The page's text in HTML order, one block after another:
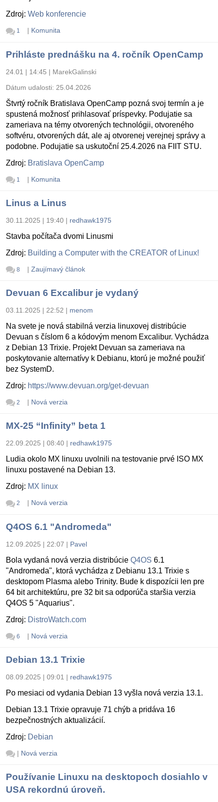
Zdroj: Web konferencie
1 | Komunita
Prihláste prednášku na 4. ročník OpenCamp
24.01 | 14:45 | MarekGalinski
Dátum udalosti: 25.04.2026
Štvrtý ročník Bratislava OpenCamp pozná svoj termín a je
spustená možnosť prihlasovať príspevky. Podujatie sa
zameriava na témy otvorených technológii, otvoreného
softvéru, otvorených dát, ale aj otvorenej verejnej správy a
podobne. Podujatie sa uskutoční 25.4.2026 na FIIT STU.
Zdroj: Bratislava OpenCamp
1 | Komunita
Linus a Linus
30.11.2025 | 19:40 | redhawk1975
Stavba počítača dvomi Linusmi
Zdroj: Building a Computer with the CREATOR of Linux!
8 | Zaujímavý článok
Devuan 6 Excalibur je vydaný
03.11.2025 | 22:52 | menom
Na svete je nová stabilná verzia linuxovej distribúcie
Devuan s číslom 6 a kódovým menom Excalibur. Vychádza
z Debian 13 Trixie. Projekt Devuan sa zameriava na
poskytovanie alternatívy k Debianu, ktorú je možné použiť
bez SystemD.
Zdroj: https://www.devuan.org/get-devuan
2 | Nová verzia
MX-25 “Infinity” beta 1
22.09.2025 | 08:40 | redhawk1975
Ludia okolo MX linuxu uvolnili na testovanie prvé ISO MX
linuxu postavené na Debian 13.
Zdroj: MX linux
2 | Nová verzia
Q4OS 6.1 "Andromeda"
12.09.2025 | 22:07 | Pavel
Bola vydaná nová verzia distribúcie Q4OS 6.1
"Andromeda", ktorá vychádza z Debianu 13.1 Trixie s
desktopom Plasma alebo Trinity. Bude k dispozícii len pre
64 bit architektúru, pre 32 bit sa odporúča staršia verzia
Q4OS 5 "Aquarius".
Zdroj: DistroWatch.com
6 | Nová verzia
Debian 13.1 Trixie
08.09.2025 | 09:01 | redhawk1975
Po mesiaci od vydania Debian 13 vyšla nová verzia 13.1.
Debian 13.1 Trixie opravuje 71 chýb a pridáva 16
bezpečnostných aktualizácií.
Zdroj: Debian
| Nová verzia
Používanie Linuxu na desktopoch dosiahlo v
USA rekordnú úroveň.